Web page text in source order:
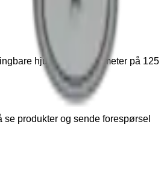
hjulene med diameter på 125
produkter og sende forespørsel